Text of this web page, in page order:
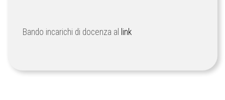
Bando incarichi di docenza al link